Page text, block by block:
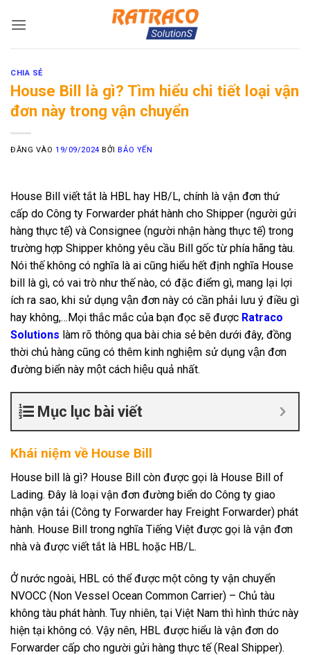
qua
CHIA SẺ
House Bill là gì? Tìm hiểu chi tiết loại vận
đơn này trong vận chuyển
ĐĂNG VÀO19/09/2024 BỞIBẢO YẾN
House Bill viết tắt là HBL hay HB/L, chính là vận đơn thứ
cấp do Công ty Forwarder phát hành cho Shipper (người gửi
hàng thực tế) và Consignee (người nhận hàng thực tế) trong
trường hợp Shipper không yêu cầu Bill gốc từ phía hãng tàu.
Nói thế không có nghĩa là ai cũng hiểu hết định nghĩa House
bill là gì, có vai trò như thế nào, có đặc điểm gì, mang lại lợi
ích ra sao, khi sử dụng vận đơn này có cần phải lưu ý điều gì
hay không,…Mọi thắc mắc của bạn đọc sẽ được Ratraco
Solutions làm rõ thông qua bài chia sẻ bên dưới đây, đồng
thời chủ hàng cũng có thêm kinh nghiệm sử dụng vận đơn
đường biển này một cách hiệu quả nhất.
Mục lục bài viết
Khái niệm về House Bill
House bill là gì? House Bill còn được gọi là House Bill of
Lading. Đây là loại vận đơn đường biển do Công ty giao
nhận vận tải (Công ty Forwarder hay Freight Forwarder) phát
hành. House Bill trong nghĩa Tiếng Việt được gọi là vận đơn
nhà và được viết tắt là HBL hoặc HB/L.
Ở nước ngoài, HBL có thể được một công ty vận chuyển
NVOCC (Non Vessel Ocean Common Carrier) – Chủ tàu
không tàu phát hành. Tuy nhiên, tại Việt Nam thì hình thức này
hiện tại không có. Vậy nên, HBL được hiểu là vận đơn do
Forwarder cấp cho người gửi hàng thực tế (Real Shipper).